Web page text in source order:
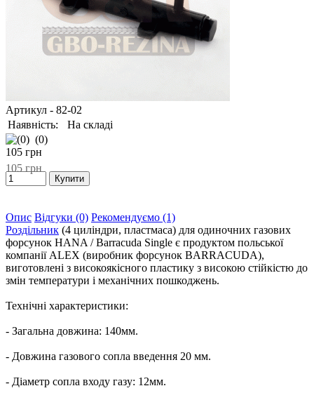
Артикул - 82-02
Наявність:
На складі
(0)
105 грн
105грн
Опис Відгуки (0) Рекомендуємо (1)
Роздільник (4 циліндри, пластмаса) для одиночних газових
форсунок HANA / Barracuda Single є продуктом польської
компанії ALEX (виробник форсунок BARRACUDA),
виготовлені з високоякісного пластику з високою стійкістю до
змін температури і механічних пошкоджень.
Технічні характеристики:
- Загальна довжина: 140мм.
- Довжина газового сопла введення 20 мм.
- Діаметр сопла входу газу: 12мм.